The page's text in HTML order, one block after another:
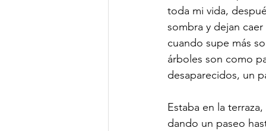
toda mi vida,
sombra y dejan
cuando supe más
árboles son como
desaparecidos, un
Estaba en la
dando un paseo